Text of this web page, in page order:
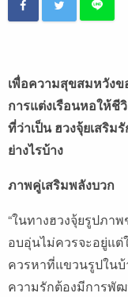
เพื่อความสุขสมหวัง
การแต่งเรือนหอให้
ที่ว่าเป็น ฮวงจุ้ยเสริ
ย่างไรบ้าง
ภาพคู่เสริมพลังบวก
“ในทางฮวงจุ้ยรูปภา
อบอุ่นไม่ควรจะอยู่แ
ควรหาที่แขวนรูปในบ้
ความรักต้องมีการพั